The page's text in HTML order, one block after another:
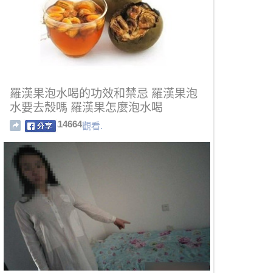
羅漢果泡水喝的功效和禁忌 羅漢果泡
水要去殼嗎 羅漢果怎麼泡水喝
14664觀看.